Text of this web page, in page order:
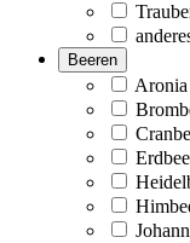
Beeren
Aronia